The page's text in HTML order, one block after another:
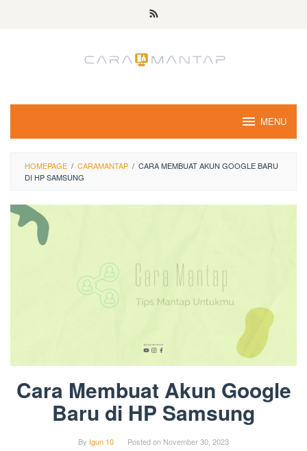
MENU
HOMEPAGE / CARAMANTAP / CARA MEMBUAT AKUN GOOGLE BARU
DI HP SAMSUNG
Cara Membuat Akun Google
Baru di HP Samsung
By Igun 10 Posted on November 30, 2023